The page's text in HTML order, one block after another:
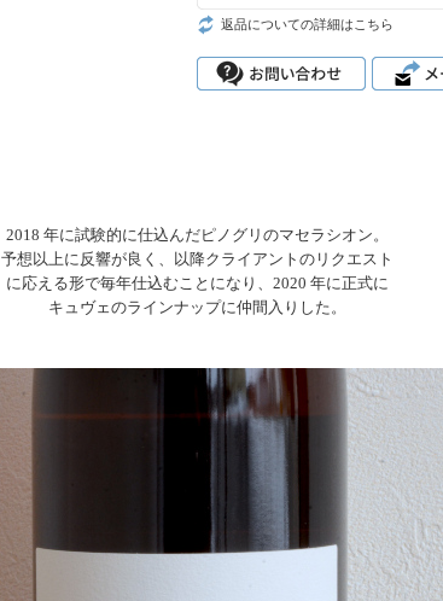
返品についての詳細はこちら
2018 年に試験的に仕込んだピノグリのマセラシオン。
予想以上に反響が良く、以降クライアントのリクエスト
に応える形で毎年仕込むことになり、2020 年に正式に
キュヴェのラインナップに仲間入りした。